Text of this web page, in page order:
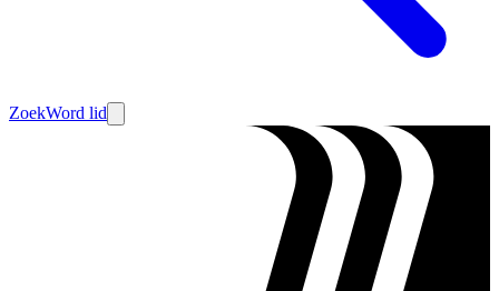
ZoekWord lid